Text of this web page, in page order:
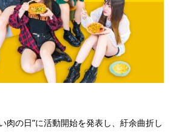
肉の日”に活動開始を発表し、紆余曲折し